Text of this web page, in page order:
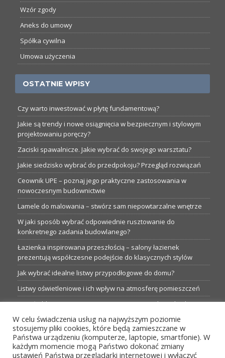
Wzór zgody
Aneks do umowy
Spółka cywilna
Umowa użyczenia
OSTATNIE WPISY
Czy warto inwestować w płytę fundamentową?
Jakie są trendy i nowe osiągnięcia w bezpiecznym i stylowym
projektowaniu poręczy?
Zaciski spawalnicze. Jakie wybrać do swojego warsztatu?
Jakie siedzisko wybrać do przedpokoju? Przegląd rozwiązań
Ceownik UPE – poznaj jego praktyczne zastosowania w
nowoczesnym budownictwie
Lamele do malowania – stwórz sam niepowtarzalne wnętrze
W jaki sposób wybrać odpowiednie rusztowanie do
konkretnego zadania budowlanego?
Łazienka inspirowana przeszłością – salony łazienek
prezentują współczesne podejście do klasycznych stylów
Jak wybrać idealne listwy przypodłogowe do domu?
Listwy oświetleniowe i ich wpływ na atmosferę pomieszczeń
Garaże blaszane: Nieocenione magazyny podczas budowy
Profesjonalne hurtownie dla każdego budowlańca i instalatora
Proste metamorfozy aranżacji w łazience: 5 praktycznych
pomysłów
W celu świadczenia usług na najwyższym poziomie
stosujemy pliki cookies, które będą zamieszczane w
Państwa urządzeniu (komputerze, laptopie, smartfonie). W
każdym momencie mogą Państwo dokonać zmiany
ustawień Państwa przeglądarki internetowej i wyłączyć